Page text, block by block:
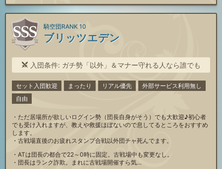
ブリッツエデン
騎空団RANK 10
入団条件: ガチ勢「以外」＆マナー守れる人なら誰でも
セット入団歓迎 まったり リアル優先
外部サービス利用無し
自由
・ただ居場所が欲しいログイン勢（団長自身がそう）でも大歓迎♪初心者
でも受け入れますが、教えや救援ほぼないので息してるところをおすすめ
します。
・古戦場直後のお疲れスタンプ合戦以外団チャ死んでます。
・ATは団長の都合で22～0時に固定。古戦場中も変更なし。
・団長はランク詐欺。まれに古戦場開催すら気…